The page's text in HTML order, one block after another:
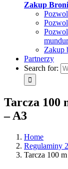
Zakup Broni
Zakup
Partnerzy
Search for:
Tarcza 100
– A3
Home
Regulaminy
Tarcza 100